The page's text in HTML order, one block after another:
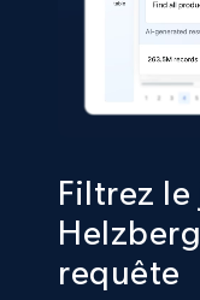
price,
Amazon sellers
Filtrez le
requête